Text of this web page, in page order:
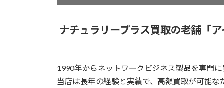
ナチュラリープラス買取の老舗「
1990年からネットワークビジネス製品を専門
当店は長年の経験と実績で、高額買取が可能な